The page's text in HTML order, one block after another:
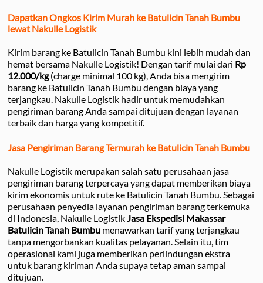
Dapatkan Ongkos Kirim Murah ke Batulicin Tanah Bumbu
lewat Nakulle Logistik
Kirim barang ke Batulicin Tanah Bumbu kini lebih mudah dan
hemat bersama Nakulle Logistik! Dengan tarif mulai dari Rp
12.000/kg(charge minimal 100 kg), Anda bisa mengirim
barang ke Batulicin Tanah Bumbu dengan biaya yang
terjangkau. Nakulle Logistik hadir untuk memudahkan
pengiriman barang Anda sampai ditujuan dengan layanan
terbaik dan harga yang kompetitif.
Jasa Pengiriman Barang Termurah ke Batulicin Tanah Bumbu
Nakulle Logistik merupakan salah satu perusahaan jasa
pengiriman barang terpercaya yang dapat memberikan biaya
kirim ekonomis untuk rute ke Batulicin Tanah Bumbu. Sebagai
perusahaan penyedia layanan pengiriman barang terkemuka
di Indonesia, Nakulle LogistikJasa Ekspedisi Makassar
Batulicin Tanah Bumbu menawarkan tarif yang terjangkau
tanpa mengorbankan kualitas pelayanan. Selain itu, tim
operasional kami juga memberikan perlindungan ekstra
untuk barang kiriman Anda supaya tetap aman sampai
ditujuan.